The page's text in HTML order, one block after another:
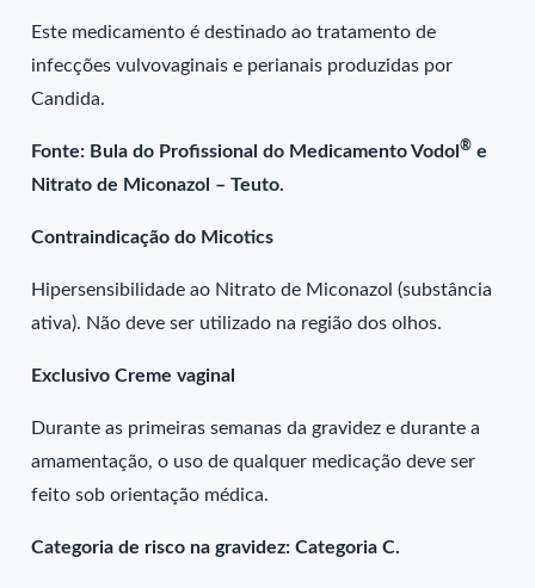
Este medicamento é destinado ao tratamento de
infecções vulvovaginais e perianais produzidas por
Candida.
Fonte: Bula do Profissional do Medicamento Vodol® e
Nitrato de Miconazol – Teuto.
Contraindicação do Micotics
Hipersensibilidade ao Nitrato de Miconazol (substância
ativa). Não deve ser utilizado na região dos olhos.
Exclusivo Creme vaginal
Durante as primeiras semanas da gravidez e durante a
amamentação, o uso de qualquer medicação deve ser
feito sob orientação médica.
Categoria de risco na gravidez: Categoria C.